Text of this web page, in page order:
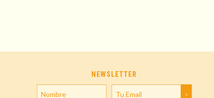
NEWSLETTER